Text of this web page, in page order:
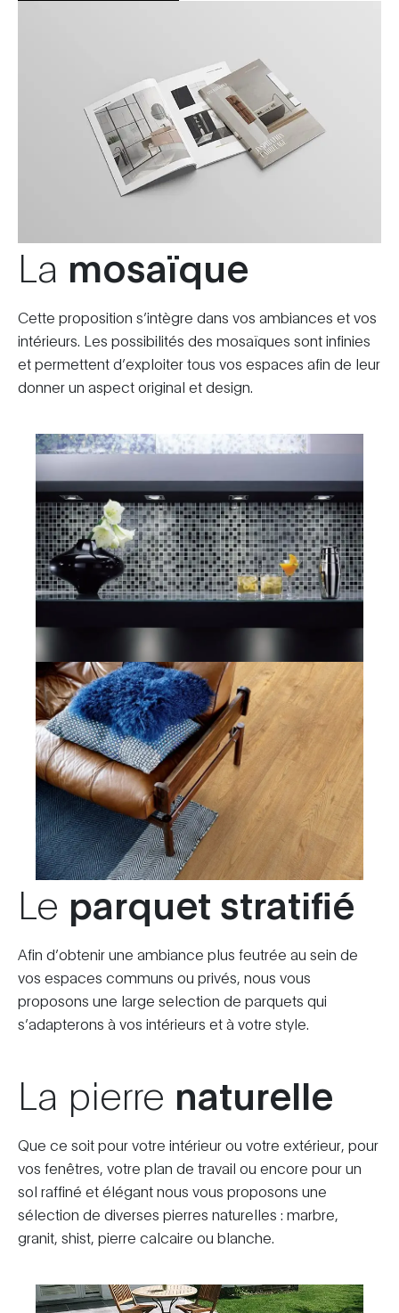
La mosaïque
Cette proposition s’intègre dans vos ambiances et vos
intérieurs. Les possibilités des mosaïques sont infinies
et permettent d’exploiter tous vos espaces afin de leur
donner un aspect original et design.
Le parquet stratifié
Afin d’obtenir une ambiance plus feutrée au sein de
vos espaces communs ou privés, nous vous
proposons une large selection de parquets qui
s’adapterons à vos intérieurs et à votre style.
La pierre naturelle
Que ce soit pour votre intérieur ou votre extérieur, pour
vos fenêtres, votre plan de travail ou encore pour un
sol raffiné et élégant nous vous proposons une
sélection de diverses pierres naturelles : marbre,
granit, shist, pierre calcaire ou blanche.